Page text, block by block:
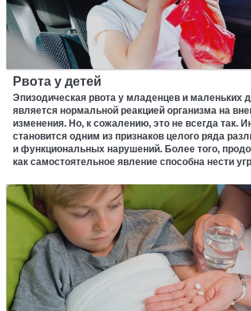
Рвота у детей
Эпизодическая рвота у младенцев и маленьких
является нормальной реакцией организма на
изменения. Но, к сожалению, это не всегда так.
становится одним из признаков целого ряда
и функциональных нарушений. Более того,
как самостоятельное явление способна нести